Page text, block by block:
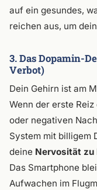
auf ein gesundes,
reichen aus, um
3. Das Dopamin-
Verbot)
Dein Gehirn ist am
Wenn der erste
oder negativen
System mit billigem
deine Nervosität zu
Das Smartphone
Aufwachen im